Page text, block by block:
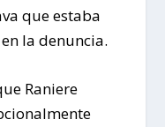
que estaba
la denuncia.
Raniere